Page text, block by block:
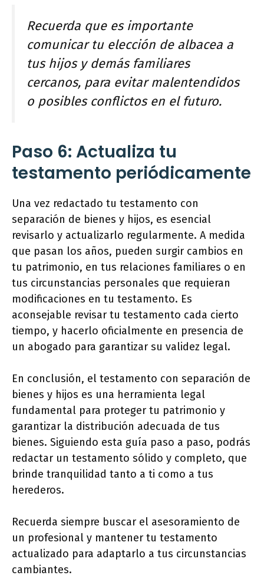
Recuerda que es importante
comunicar tu elección de albacea a
tus hijos y demás familiares
cercanos, para evitar malentendidos
o posibles conflictos en el futuro.
Paso 6: Actualiza tu
testamento periódicamente
Una vez redactado tu testamento con
separación de bienes y hijos, es esencial
revisarlo y actualizarlo regularmente. A medida
que pasan los años, pueden surgir cambios en
tu patrimonio, en tus relaciones familiares o en
tus circunstancias personales que requieran
modificaciones en tu testamento. Es
aconsejable revisar tu testamento cada cierto
tiempo, y hacerlo oficialmente en presencia de
un abogado para garantizar su validez legal.
En conclusión, el testamento con separación de
bienes y hijos es una herramienta legal
fundamental para proteger tu patrimonio y
garantizar la distribución adecuada de tus
bienes. Siguiendo esta guía paso a paso, podrás
redactar un testamento sólido y completo, que
brinde tranquilidad tanto a ti como a tus
herederos.
Recuerda siempre buscar el asesoramiento de
un profesional y mantener tu testamento
actualizado para adaptarlo a tus circunstancias
cambiantes.